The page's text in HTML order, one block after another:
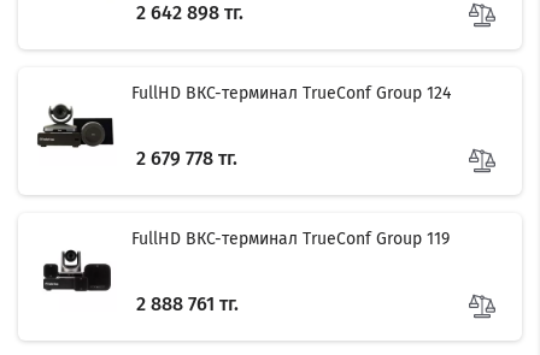
2 642 898 тг.
FullHD ВКС-терминал TrueConf Group 124
2 679 778 тг.
FullHD ВКС-терминал TrueConf Group 119
2 888 761 тг.